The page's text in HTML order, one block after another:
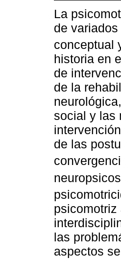
La
de
conceptual
historia en
de
de la
social y las
de las
las
aspectos